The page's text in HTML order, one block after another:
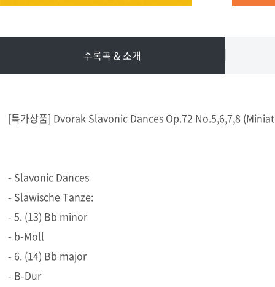
수록곡 & 소개
[특가상품] Dvorak Slavonic Dances Op.72 No.5,6,7,8
- Slavonic Dances
- Slawische Tanze:
- 5. (13) Bb minor
- b-Moll
- 6. (14) Bb major
- B-Dur